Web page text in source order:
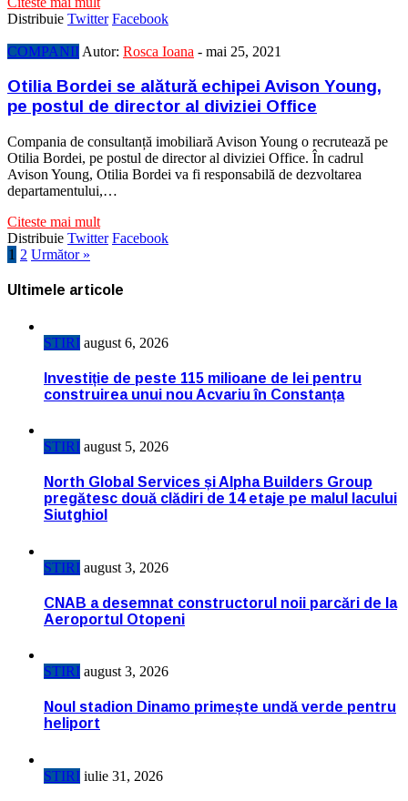
Distribuie Twitter Facebook
COMPANII Autor: Rosca Ioana - mai 25, 2021
Otilia Bordei se alătură echipei Avison Young,
pe postul de director al diviziei Office
Compania de consultanță imobiliară Avison Young o recrutează pe
Otilia Bordei, pe postul de director al diviziei Office. În cadrul
Avison Young, Otilia Bordei va fi responsabilă de dezvoltarea
departamentului,…
Citeste mai mult
Distribuie Twitter Facebook
1 2 Următor »
Ultimele articole
STIRI august 6, 2026
Investiție de peste 115 milioane de lei pentru
construirea unui nou Acvariu în Constanța
STIRI august 5, 2026
North Global Services și Alpha Builders Group
pregătesc două clădiri de 14 etaje pe malul lacului
Siutghiol
STIRI august 3, 2026
CNAB a desemnat constructorul noii parcări de la
Aeroportul Otopeni
STIRI august 3, 2026
Noul stadion Dinamo primește undă verde pentru
heliport
STIRI iulie 31, 2026